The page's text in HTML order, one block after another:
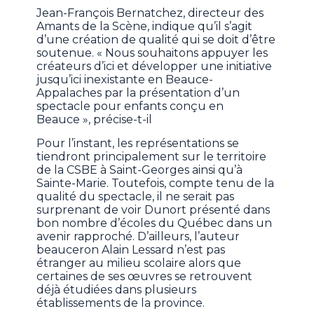
Jean-François Bernatchez, directeur des
Amants de la Scène, indique qu’il s’agit
d’une création de qualité qui se doit d’être
soutenue. « Nous souhaitons appuyer les
créateurs d’ici et développer une initiative
jusqu’ici inexistante en Beauce-
Appalaches par la présentation d’un
spectacle pour enfants conçu en
Beauce », précise-t-il
Pour l’instant, les représentations se
tiendront principalement sur le territoire
de la CSBE à Saint-Georges ainsi qu’à
Sainte-Marie. Toutefois, compte tenu de la
qualité du spectacle, il ne serait pas
surprenant de voir Dunort présenté dans
bon nombre d’écoles du Québec dans un
avenir rapproché. D’ailleurs, l’auteur
beauceron Alain Lessard n’est pas
étranger au milieu scolaire alors que
certaines de ses œuvres se retrouvent
déjà étudiées dans plusieurs
établissements de la province.